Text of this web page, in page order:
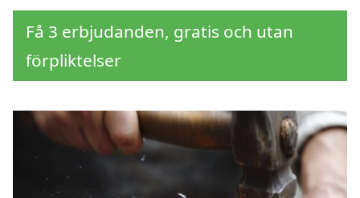
Få 3 erbjudanden, gratis och utan
förpliktelser